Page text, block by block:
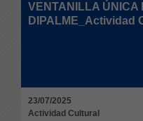
VENTANILLA ÚNICA
DIPALME_Actividad
23/07/2025
Actividad Cultural